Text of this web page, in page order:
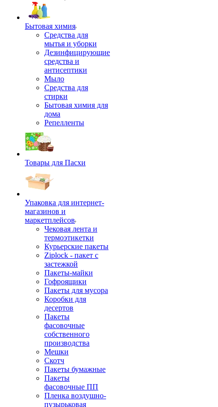
Бытовая химия
Средства для
мытья и уборки
Дезинфицирующие
средства и
антисептики
Мыло
Средства для
стирки
Бытовая химия для
дома
Репелленты
Товары для Пасхи
Упаковка для интернет-
магазинов и
маркетплейсов
Чековая лента и
термоэтикетки
Курьерские пакеты
Ziplock - пакет с
застежкой
Пакеты-майки
Гофроящики
Пакеты для мусора
Коробки для
десертов
Пакеты
фасовочные
собственного
производства
Мешки
Скотч
Пакеты бумажные
Пакеты
фасовочные ПП
Пленка воздушно-
пузырьковая